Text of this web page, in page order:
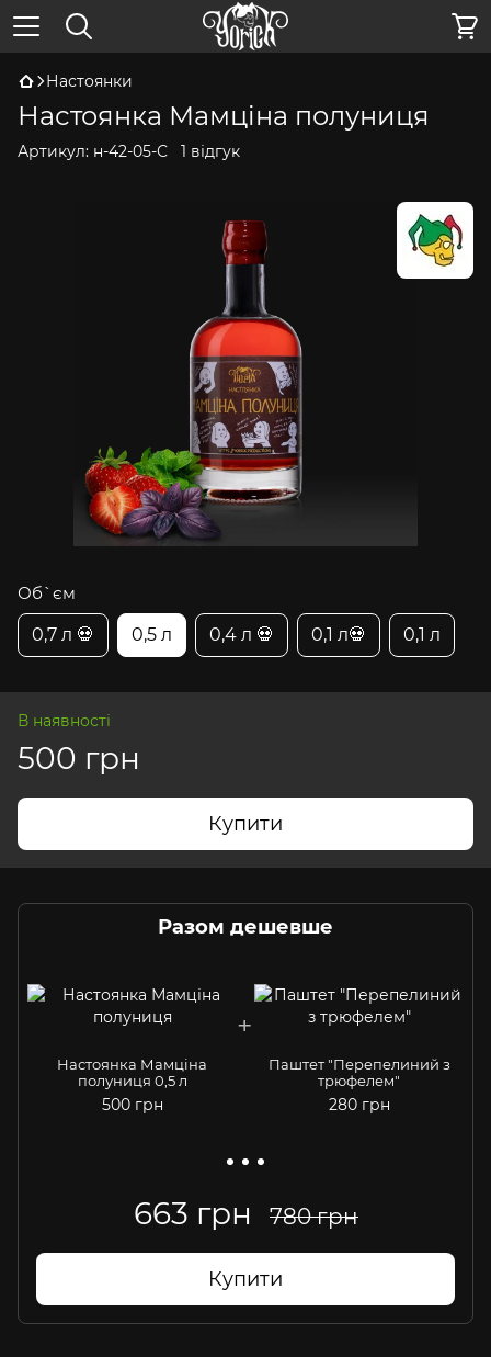
Настоянки
Настоянка Мамціна полуниця
Артикул: н-42-05-С 1 відгук
Об`єм
0,7 л 💀
0,5 л 0,4 л 💀 0,1 л💀 0,1 л
В наявності
500 грн
Купити
Разом дешевше
Настоянка Мамціна
полуниця 0,5 л
500 грн
Паштет "Перепелиний з
трюфелем"
280 грн
663 грн 780 грн
Купити